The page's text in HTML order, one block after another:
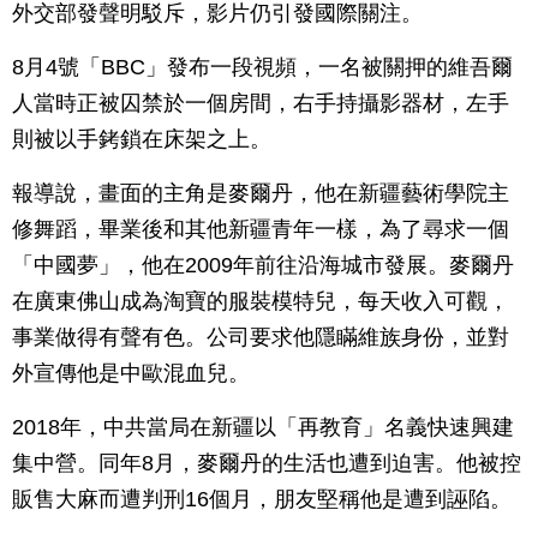
外交部發聲明駁斥，影片仍引發國際關注。
8月4號「BBC」發布一段視頻，一名被關押的維吾爾
人當時正被囚禁於一個房間，右手持攝影器材，左手
則被以手銬鎖在床架之上。
報導說，畫面的主角是麥爾丹，他在新疆藝術學院主
修舞蹈，畢業後和其他新疆青年一樣，為了尋求一個
「中國夢」，他在2009年前往沿海城市發展。麥爾丹
在廣東佛山成為淘寶的服裝模特兒，每天收入可觀，
事業做得有聲有色。公司要求他隱瞞維族身份，並對
外宣傳他是中歐混血兒。
2018年，中共當局在新疆以「再教育」名義快速興建
集中營。同年8月，麥爾丹的生活也遭到迫害。他被控
販售大麻而遭判刑16個月，朋友堅稱他是遭到誣陷。